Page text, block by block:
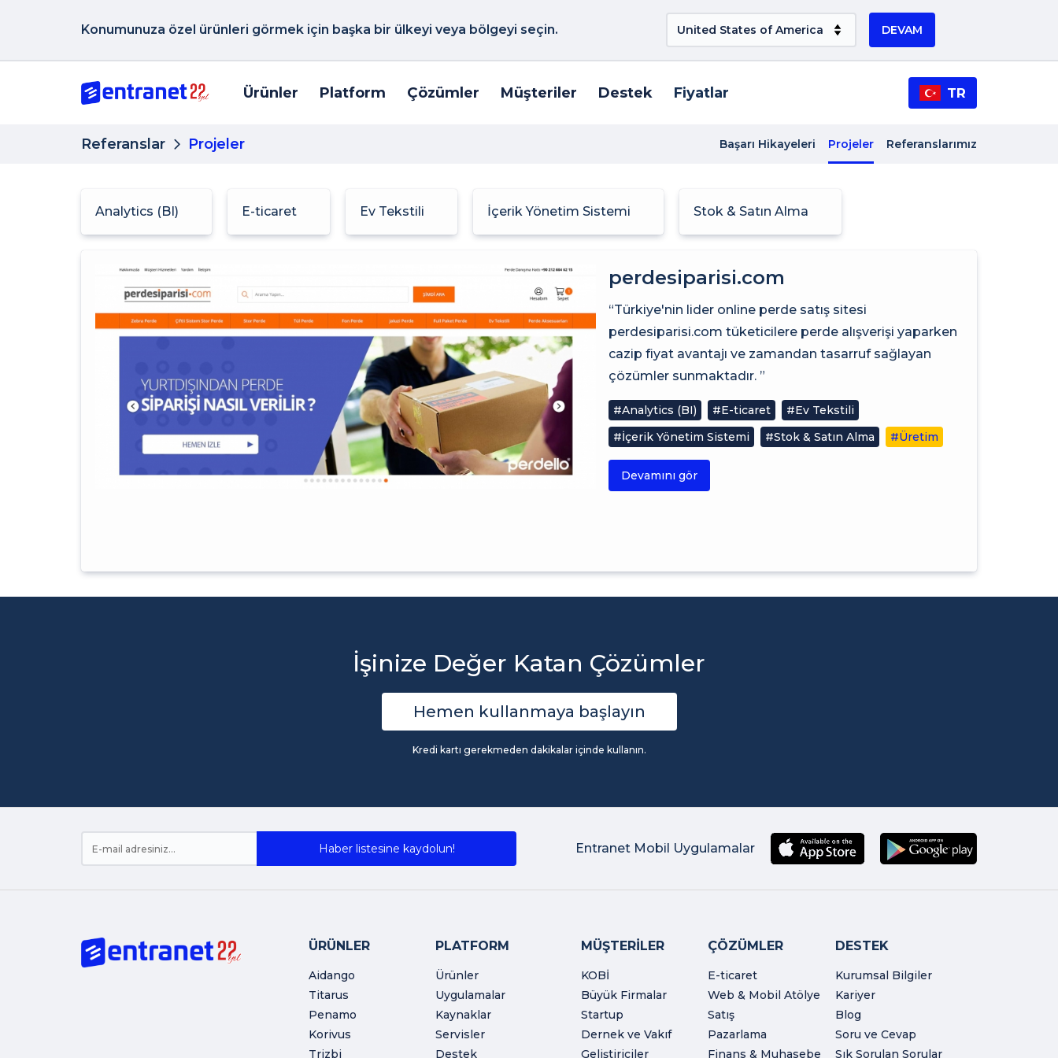
Konumunuza özel ürünleri görmek için başka bir ülkeyi veya bölgeyi seçin. DEVAM
Ürünler Platform Çözümler Müşteriler Destek Fiyatlar TR
Referanslar Projeler Başarı Hikayeleri Projeler Referanslarımız
Analytics (BI) E-ticaret Ev Tekstili İçerik Yönetim Sistemi Stok & Satın Alma
perdesiparisi.com
“Türkiye'nin lider online perde satış sitesi
perdesiparisi.com tüketicilere perde alışverişi yaparken
cazip fiyat avantajı ve zamandan tasarruf sağlayan
çözümler sunmaktadır. ”
#Analytics (BI) #E-ticaret
#Ev Tekstili
#İçerik Yönetim Sistemi
#Stok & Satın Alma #Üretim
Devamını gör
İşinize Değer Katan Çözümler
Hemen kullanmaya başlayın
Kredi kartı gerekmeden dakikalar içinde kullanın.
Haber listesine kaydolun! Entranet Mobil Uygulamalar
ÜRÜNLER
Aidango
Titarus
Penamo
Korivus
Trizbi
PLATFORM
Ürünler
Uygulamalar
Kaynaklar
Servisler
Destek
MÜŞTERİLER
KOBİ
Büyük Firmalar
Startup
Dernek ve Vakıf
Geliştiriciler
ÇÖZÜMLER
E-ticaret
Web & Mobil Atölye
Satış
Pazarlama
Finans & Muhasebe
DESTEK
Kurumsal Bilgiler
Kariyer
Blog
Soru ve Cevap
Sık Sorulan Sorular